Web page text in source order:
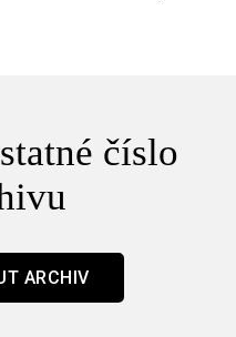
číslo
ARCHIV